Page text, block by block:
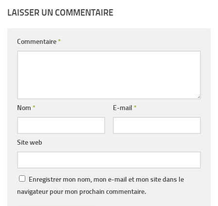
LAISSER UN COMMENTAIRE
Commentaire*
Nom * E-mail *
Site web
Enregistrer mon nom, mon e-mail et mon site dans le
navigateur pour mon prochain commentaire.